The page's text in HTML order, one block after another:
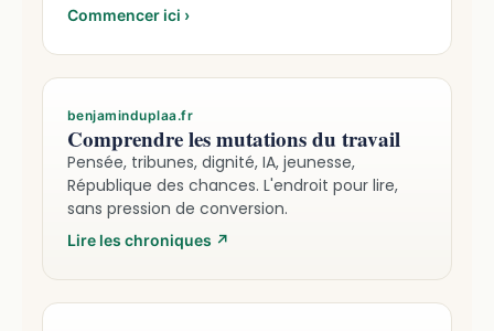
Commencer ici ›
benjaminduplaa.fr
Comprendre les mutations du travail
Pensée, tribunes, dignité, IA, jeunesse,
République des chances. L'endroit pour lire,
sans pression de conversion.
Lire les chroniques ↗